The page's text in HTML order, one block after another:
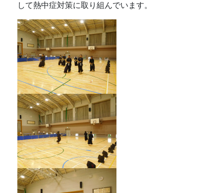
して熱中症対策に取り組んでいます。